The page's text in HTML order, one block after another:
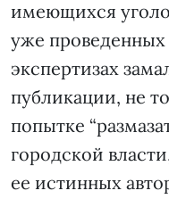
имеющихся
уже
экспертизах
публикации, не
попытке
городской
ее истинных